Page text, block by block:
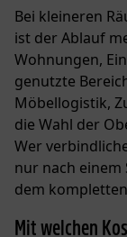
Bei kleineren
ist der Ablauf
Wohnungen,
genutzte
Möbellogistik,
die Wahl der
Wer
nur nach
dem
Mit welchen